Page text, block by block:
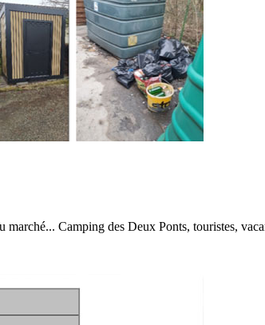
Camping des Deux Ponts, touristes,